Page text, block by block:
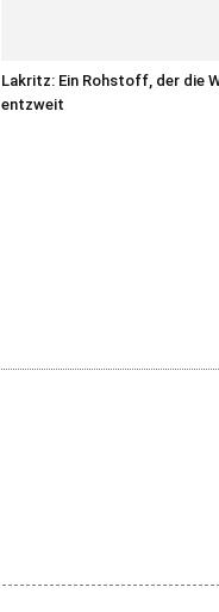
Lakritz: Ein Rohstoff, der die
entzweit